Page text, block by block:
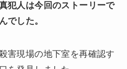
犯人は今回のストーリーで
でした。
害現場の地下室を再確認す